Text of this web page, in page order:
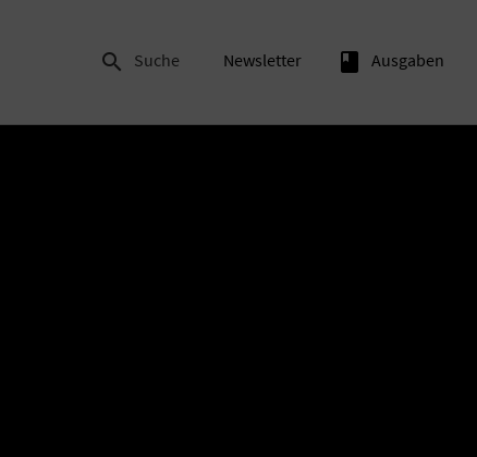
 Suche Newsletter book Ausgaben